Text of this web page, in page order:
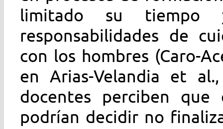
limitado su
responsabilidades de
con los hombres (Caro-
en Arias-Velandia et
docentes perciben
podrían decidir no